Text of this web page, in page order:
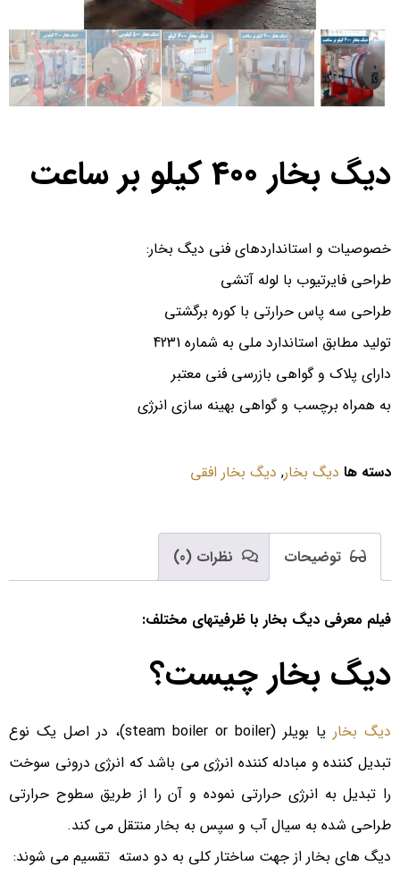
دیگ بخار 400 کیلو بر ساعت
خصوصیات و استانداردهای فنی دیگ بخار:
طراحی فایرتیوب با لوله آتشی
طراحی سه پاس حرارتی با کوره برگشتی
تولید مطابق استاندارد ملی به شماره 4231
دارای پلاک و گواهی بازرسی فنی معتبر
به همراه برچسب و گواهی بهینه سازی انرژی
دسته ها دیگ بخار, دیگ بخار افقی
توضیحات نظرات (0)
فیلم معرفی دیگ بخار با ظرفیتهای مختلف:
دیگ بخار چیست؟
دیگ بخار
یا بویلر (steam boiler or boiler)، در اصل یک نوع
تبدیل کننده و مبادله کننده انرژی می باشد که انرژی درونی سوخت
را تبدیل به انرژی حرارتی نموده و آن را از طریق سطوح حرارتی
طراحی شده به سیال آب و سپس به بخار منتقل می کند.
دیگ های بخار از جهت ساختار کلی به دو دسته تقسیم می شوند: